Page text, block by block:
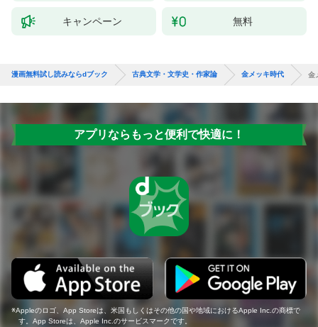
キャンペーン 無料
漫画無料試し読みならdブック 古典文学・文学史・作家論 金メッキ時代 金
アプリならもっと便利で快適に！
Appleのロゴ、App Storeは、米国もしくはその他の国や地域におけるApple Inc.の商標で
す。App Storeは、Apple Inc.のサービスマークです。